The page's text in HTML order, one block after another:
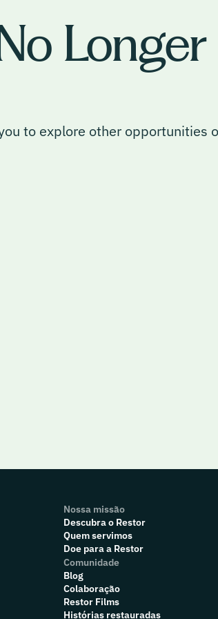
Longer
to explore other opportunities
Nossa missão
Descubra o Restor
Quem servimos
Doe para a Restor
Comunidade
Blog
Colaboração
Restor Films
Histórias restauradas